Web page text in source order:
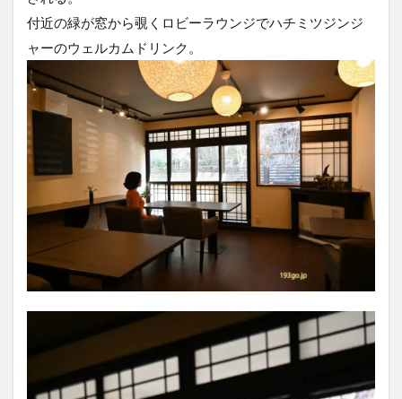
付近の緑が窓から覗くロビーラウンジでハチミツジンジ
ャーのウェルカムドリンク。